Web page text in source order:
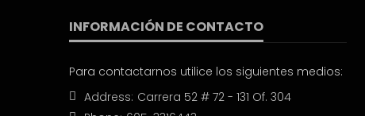
INFORMACIÓN DE CONTACTO
Para contactarnos utilice los siguientes medios:
Address: Carrera 52 # 72 - 131 Of. 304